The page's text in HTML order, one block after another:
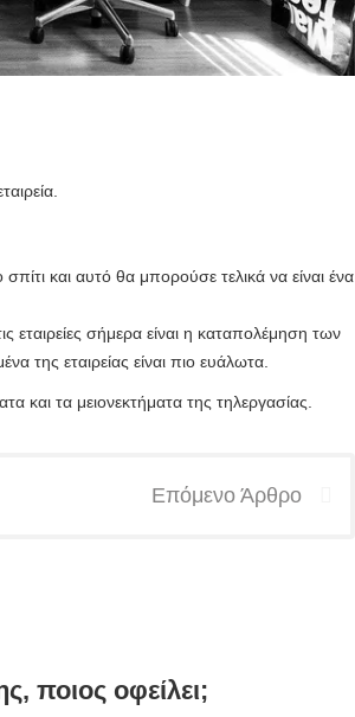
και αυτό θα μπορούσε τελικά να είναι ένα
εταιρείες σήμερα είναι η καταπολέμηση των
της εταιρείας είναι πιο ευάλωτα.
και τα μειονεκτήματα της τηλεργασίας.
Επόμενο Άρθρο
ποιος οφείλει;